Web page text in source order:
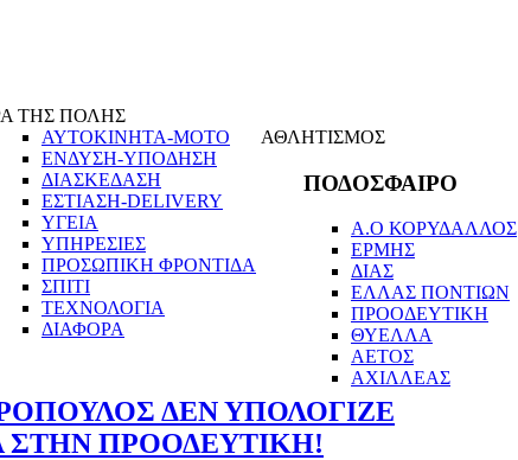
ΤΗΣ ΠΟΛΗΣ
ΑΥΤΟΚΙΝΗΤΑ-ΜΟΤΟ
ΕΝΔΥΣΗ-ΥΠΟΔΗΣΗ
ΔΙΑΣΚΕΔΑΣΗ
ΕΣΤΙΑΣΗ-DELIVERY
ΥΓΕΙΑ
ΥΠΗΡΕΣΙΕΣ
ΠΡΟΣΩΠΙΚΗ ΦΡΟΝΤΙΔΑ
ΣΠΙΤΙ
ΤΕΧΝΟΛΟΓΙΑ
ΔΙΑΦΟΡΑ
ΑΘΛΗΤΙΣΜΟΣ
ΠΟΔΟΣΦΑΙΡΟ
Α.Ο ΚΟΡΥΔΑΛΛΟΣ
ΕΡΜΗΣ
ΔΙΑΣ
ΕΛΛΑΣ ΠΟΝΤΙΩΝ
ΠΡΟΟΔΕΥΤΙΚΗ
ΘΥΕΛΛΑ
ΑΕΤΟΣ
ΑΧΙΛΛΕΑΣ
ΔΕΝ ΥΠΟΛΟΓΙΖΕ
ΣΤΗΝ ΠΡΟΟΔΕΥΤΙΚΗ!